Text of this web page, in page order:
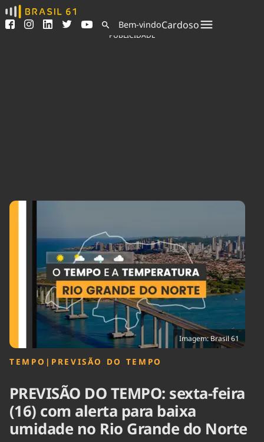
Ver todas as notícias
Podcasts
Indicadores
Brasil Mineral
Tecnologia
Cultura
Economia
Educação
Infraestrutura
Internacional
Política
Saúde
Tempo
Bem-vindoCardoso
PUBLICIDADE
Imagem: Brasil 61
TEMPO | PREVISÃO DO TEMPO
PREVISÃO DO TEMPO: sexta-feira
(16) com alerta para baixa
umidade no Rio Grande do Norte